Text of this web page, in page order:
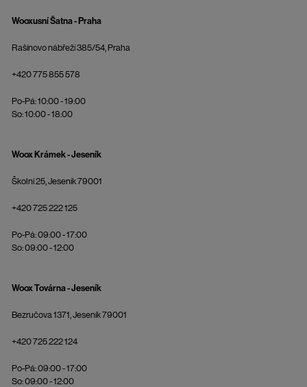
Wooxusní Šatna - Praha
Rašínovo nábřeží 385/54, Praha
+420 775 855 578
Po-Pá: 10:00 - 19:00
So: 10:00 - 18:00
Woox Krámek - Jeseník
Školní 25, Jeseník 79001
+420 725 222 125
Po-Pá: 09:00 - 17:00
So: 09:00 - 12:00
Woox Továrna - Jeseník
Bezručova 1371, Jeseník 79001
+420 725 222 124
Po-Pá: 09:00 - 17:00
So: 09:00 - 12:00